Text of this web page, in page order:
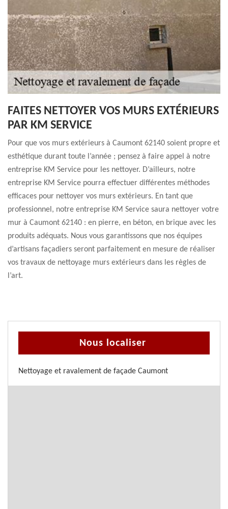
FAITES NETTOYER VOS MURS EXTÉRIEURS
PAR KM SERVICE
Pour que vos murs extérieurs à Caumont 62140 soient propre et
esthétique durant toute l’année ; pensez à faire appel à notre
entreprise KM Service pour les nettoyer. D’ailleurs, notre
entreprise KM Service pourra effectuer différentes méthodes
efficaces pour nettoyer vos murs extérieurs. En tant que
professionnel, notre entreprise KM Service saura nettoyer votre
mur à Caumont 62140 : en pierre, en béton, en brique avec les
produits adéquats. Nous vous garantissons que nos équipes
d’artisans façadiers seront parfaitement en mesure de réaliser
vos travaux de nettoyage murs extérieurs dans les règles de
l’art.
Nous localiser
Nettoyage et ravalement de façade Caumont